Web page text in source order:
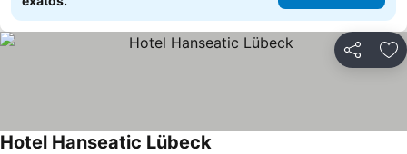
Partilhar
Hotel Hanseatic Lübeck